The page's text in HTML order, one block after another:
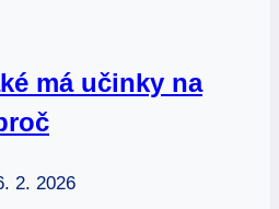
má učinky na
2. 2026